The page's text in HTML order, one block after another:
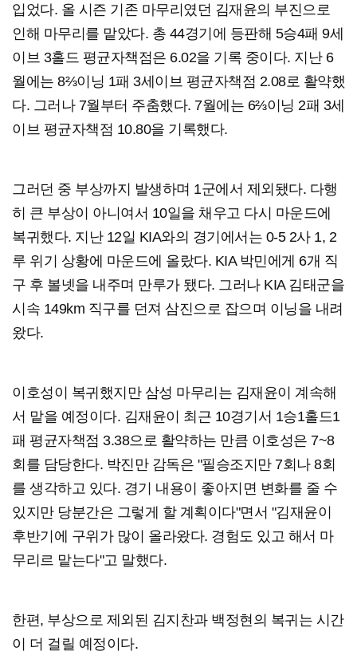
입었다. 올 시즌 기존 마무리였던 김재윤의 부진으로
인해 마무리를 맡았다. 총 44경기에 등판해 5승4패 9세
이브 3홀드 평균자책점은 6.02을 기록 중이다. 지난 6
월에는 8⅔이닝 1패 3세이브 평균자책점 2.08로 활약했
다. 그러나 7월부터 주춤했다. 7월에는 6⅔이닝 2패 3세
이브 평균자책점 10.80을 기록했다.
그러던 중 부상까지 발생하며 1군에서 제외됐다. 다행
히 큰 부상이 아니여서 10일을 채우고 다시 마운드에
복귀했다. 지난 12일 KIA와의 경기에서는 0-5 2사 1, 2
루 위기 상황에 마운드에 올랐다. KIA 박민에게 6개 직
구 후 볼넷을 내주며 만루가 됐다. 그러나 KIA 김태군을
시속 149km 직구를 던져 삼진으로 잡으며 이닝을 내려
왔다.
이호성이 복귀했지만 삼성 마무리는 김재윤이 계속해
서 맡을 예정이다. 김재윤이 최근 10경기서 1승1홀드1
패 평균자책점 3.38으로 활약하는 만큼 이호성은 7~8
회를 담당한다. 박진만 감독은 "필승조지만 7회나 8회
를 생각하고 있다. 경기 내용이 좋아지면 변화를 줄 수
있지만 당분간은 그렇게 할 계획이다"면서 "김재윤이
후반기에 구위가 많이 올라왔다. 경험도 있고 해서 마
무리르 맡는다"고 말했다.
한편, 부상으로 제외된 김지찬과 백정현의 복귀는 시간
이 더 걸릴 예정이다.